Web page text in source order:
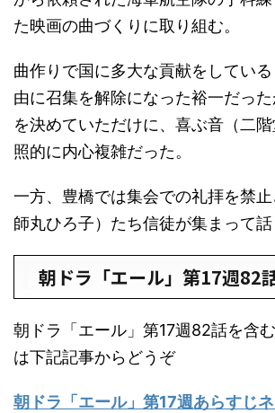
た映画の曲づくりに取り組む。
曲作りで国に多大な貢献をしてい
由に召集を解除になった裕一だっ
を決めていただけに、喜ぶ音（二
照的に内心複雑だった。
一方、豊橋では集会での礼拝を禁
師丸ひろ子）たち信徒が集まって話
朝ドラ「エール」第17週82
朝ドラ「エール」第17週82話を含
は下記記事からどうぞ
朝ドラ「エール」第17週あらすじ